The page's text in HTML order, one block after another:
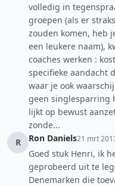
volledig in
groepen (als er
zouden komen, heb
een leukere naam),
coaches werken :
specifieke aandacht
waar je ook
geen singlesparring
lijkt op bewust
zonde...
R
Ron Daniels21 mrt
Goed stuk Henri, ik
geprobeerd uit te
Denemarken die